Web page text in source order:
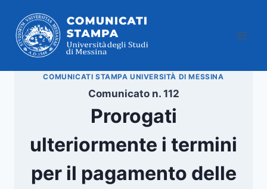
contenuto
COMUNICATI STAMPA UNIVERSITÀ DI MESSINA
Comunicato n. 112
Prorogati
ulteriormente i termini
per il pagamento delle